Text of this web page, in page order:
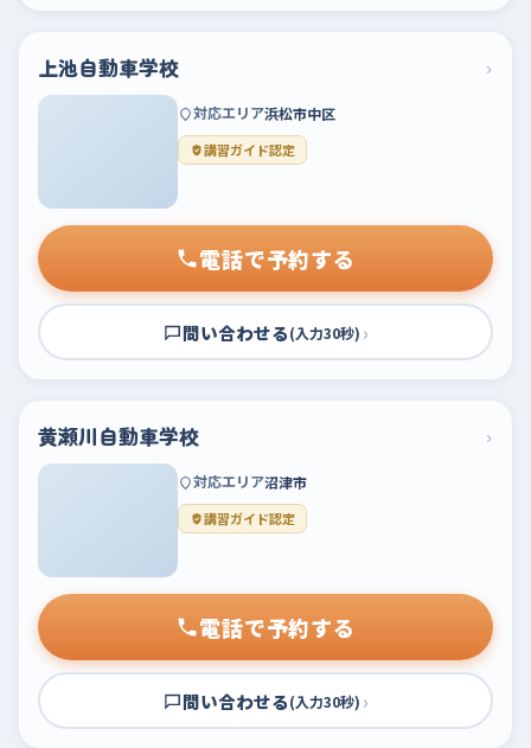
上池自動車学校 ›
対応エリア浜松市中区
講習ガイド認定
電話で予約する
問い合わせる(入力30秒) ›
黄瀬川自動車学校 ›
対応エリア沼津市
講習ガイド認定
電話で予約する
問い合わせる(入力30秒) ›